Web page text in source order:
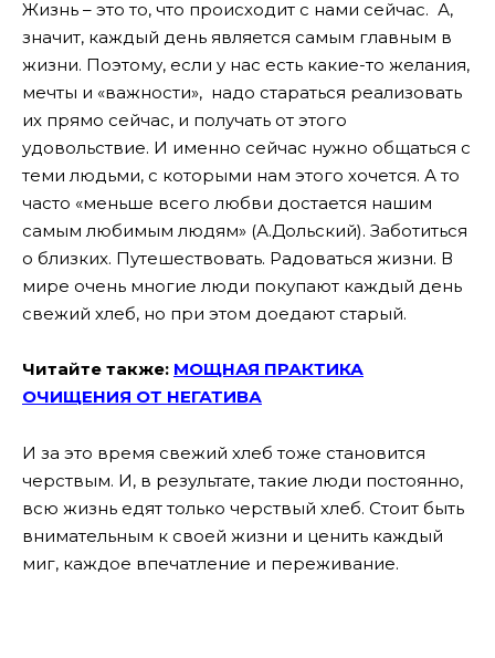
Жизнь – это то, что происходит с нами сейчас. А,
значит, каждый день является самым главным в
жизни. Поэтому, если у нас есть какие-то желания,
мечты и «важности», надо стараться реализовать
их прямо сейчас, и получать от этого
удовольствие. И именно сейчас нужно общаться с
теми людьми, с которыми нам этого хочется. А то
часто «меньше всего любви достается нашим
самым любимым людям» (А.Дольский). Заботиться
о близких. Путешествовать. Радоваться жизни. В
мире очень многие люди покупают каждый день
свежий хлеб, но при этом доедают старый.
Читайте также: МОЩНАЯ ПРАКТИКА
ОЧИЩЕНИЯ ОТ НЕГАТИВА
И за это время свежий хлеб тоже становится
черствым. И, в результате, такие люди постоянно,
всю жизнь едят только черствый хлеб. Стоит быть
внимательным к своей жизни и ценить каждый
миг, каждое впечатление и переживание.